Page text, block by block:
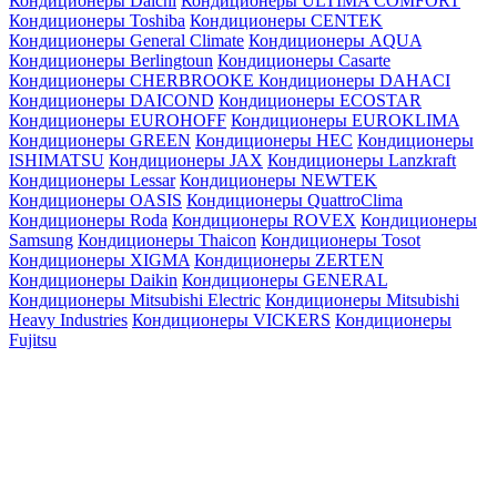
Кондиционеры Toshiba Кондиционеры CENTEK
Кондиционеры General Climate Кондиционеры AQUA
Кондиционеры Berlingtoun Кондиционеры Casarte
Кондиционеры CHERBROOKE Кондиционеры DAHACI
Кондиционеры DAICOND Кондиционеры ECOSTAR
Кондиционеры EUROHOFF Кондиционеры EUROKLIMA
Кондиционеры GREEN Кондиционеры HEC Кондиционеры
ISHIMATSU Кондиционеры JAX Кондиционеры Lanzkraft
Кондиционеры Lessar Кондиционеры NEWTEK
Кондиционеры OASIS Кондиционеры QuattroClima
Кондиционеры Roda Кондиционеры ROVEX Кондиционеры
Samsung Кондиционеры Thaicon Кондиционеры Tosot
Кондиционеры XIGMA Кондиционеры ZERTEN
Кондиционеры Daikin Кондиционеры GENERAL
Кондиционеры Mitsubishi Electric Кондиционеры Mitsubishi
Heavy Industries Кондиционеры VICKERS Кондиционеры
Fujitsu